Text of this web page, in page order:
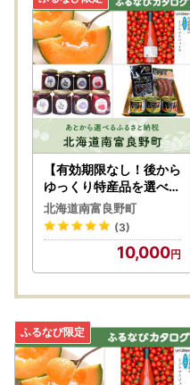
【有効期限なし！後から
ゆっくり特産品を選べる
】北海道南富良野町カタ
ログポイント
北海道南富良野町
(3)
10,000